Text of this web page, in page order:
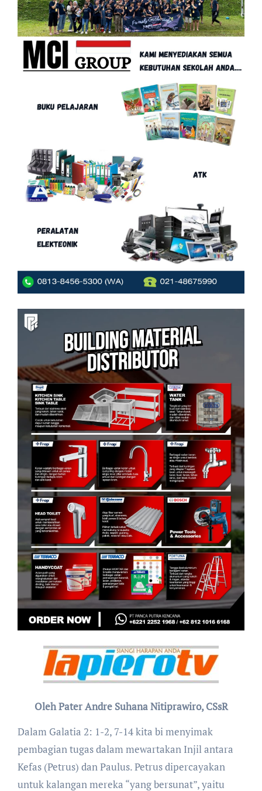
Oleh Pater Andre Suhana Nitiprawiro, CSsR
Dalam Galatia 2: 1-2, 7-14 kita bi menyimak
pembagian tugas dalam mewartakan Injil antara
Kefas (Petrus) dan Paulus. Petrus dipercayakan
untuk kalangan mereka “yang bersunat”, yaitu